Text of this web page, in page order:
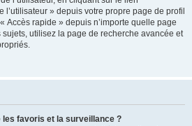
l’utilisateur » depuis votre propre page de profil
Accès rapide » depuis n’importe quelle page
utilisez la page de recherche avancée et
favoris et la surveillance ?